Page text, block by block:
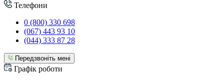
Телефони
0 (800) 330 698
(067) 443 93 10
(044) 333 87 28
Передзвоніть мені
Графік роботи